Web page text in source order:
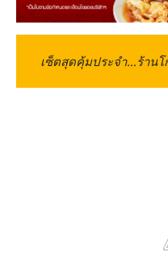
เซ็ตสุดคุ้มประจำ…ร้านโ